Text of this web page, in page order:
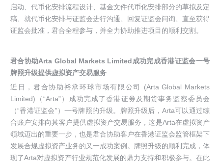
启动、代币化安排流程设计、基金文件代币化安排部分的草拟及定
稿、就代币化安排与证监会进行沟通、回复证监会问询、直至获得
证监会批准，君合全程参与，并全力协助推进项目的顺利交割。
君合协助Arta Global Markets Limited成功完成香港证监会一号
牌照升级提供虚拟资产交易服务
近日，君合协助裕承环球市场有限公司 (Arta Global Markets
Limited)（“Arta”）成功完成了香港证券及期货事务监察委员会
（“香港证监会”）一号牌照的升级。牌照升级后，Arta可以通过综
合账户安排向其客户提供虚拟资产交易服务，这是Arta在虚拟资产
领域迈出的重要一步，也是君合协助客户在香港证监会监管框架下
发展合规虚拟资产业务的又一成功案例。牌照升级的顺利完成，体
现了Arta对虚拟资产行业规范化发展的鼎力支持和积极参与。在此